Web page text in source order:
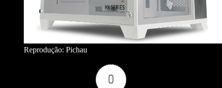
Reprodução: Pichau
0